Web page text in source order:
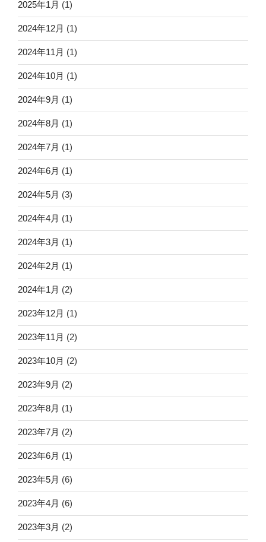
2025年1月 (1)
2024年12月 (1)
2024年11月 (1)
2024年10月 (1)
2024年9月 (1)
2024年8月 (1)
2024年7月 (1)
2024年6月 (1)
2024年5月 (3)
2024年4月 (1)
2024年3月 (1)
2024年2月 (1)
2024年1月 (2)
2023年12月 (1)
2023年11月 (2)
2023年10月 (2)
2023年9月 (2)
2023年8月 (1)
2023年7月 (2)
2023年6月 (1)
2023年5月 (6)
2023年4月 (6)
2023年3月 (2)